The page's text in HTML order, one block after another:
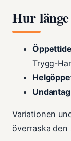
Hur
Trygg-
Variationen
överraska den